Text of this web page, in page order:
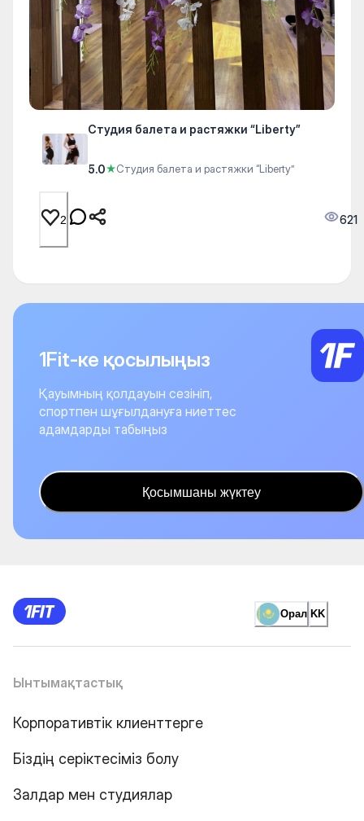
Студия балета и растяжки “Liberty”
5.0★Студия балета и растяжки “Liberty”
2 621
1Fit-ке қосылыңыз
Қауымның қолдауын сезініп,
спортпен шұғылдануға ниеттес
адамдарды табыңыз
Қосымшаны жүктеу
Орал KK
Ынтымақтастық
Корпоративтік клиенттерге
Біздің серіктесіміз болу
Залдар мен студиялар